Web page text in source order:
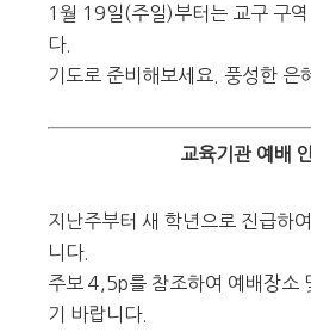
1월 19일(주일)부터는 교구 구역
다.
기도로 준비해보세요. 풍성한 은
교육기관 예배
지난주부터 새 학년으로 진급하
니다.
주보 4,5p를 참조하여 예배장소
기 바랍니다.